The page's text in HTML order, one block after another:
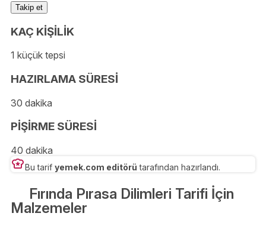
Takip et
KAÇ KİŞİLİK
1 küçük tepsi
HAZIRLAMA SÜRESİ
30 dakika
PİŞİRME SÜRESİ
40 dakika
Bu tarif yemek.com editörü tarafından hazırlandı.
Fırında Pırasa Dilimleri Tarifi İçin
Malzemeler